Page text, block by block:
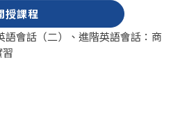
授課程
語會話（二）、進階英語會話：商